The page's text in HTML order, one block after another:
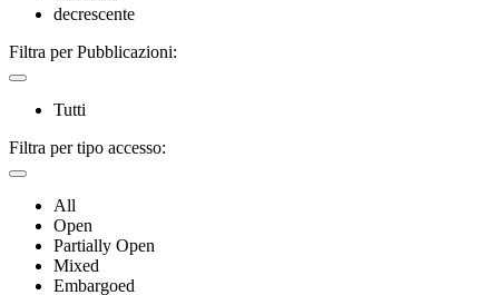
decrescente
Filtra per Pubblicazioni:
Tutti
Filtra per tipo accesso:
All
Open
Partially Open
Mixed
Embargoed